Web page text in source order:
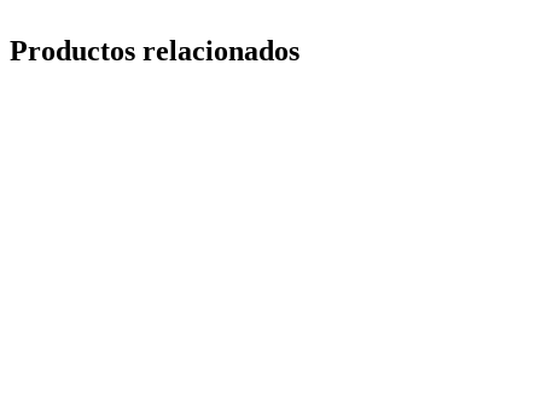
Productos relacionados